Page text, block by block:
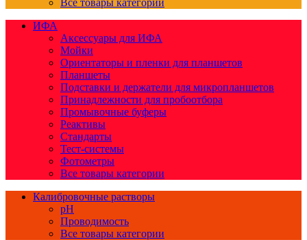
Все товары категории
ИФА
Аксессуары для ИФА
Мойки
Ориентаторы и пленки для планшетов
Планшеты
Подставки и держатели для микропланшетов
Принадлежности для пробоотбора
Промывочные буферы
Реактивы
Стандарты
Тест-системы
Фотометры
Все товары категории
Калибровочные растворы
pH
Проводимость
Все товары категории